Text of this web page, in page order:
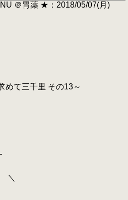
＠胃薬 ★：2018/05/07(月)
て三千里 その13～